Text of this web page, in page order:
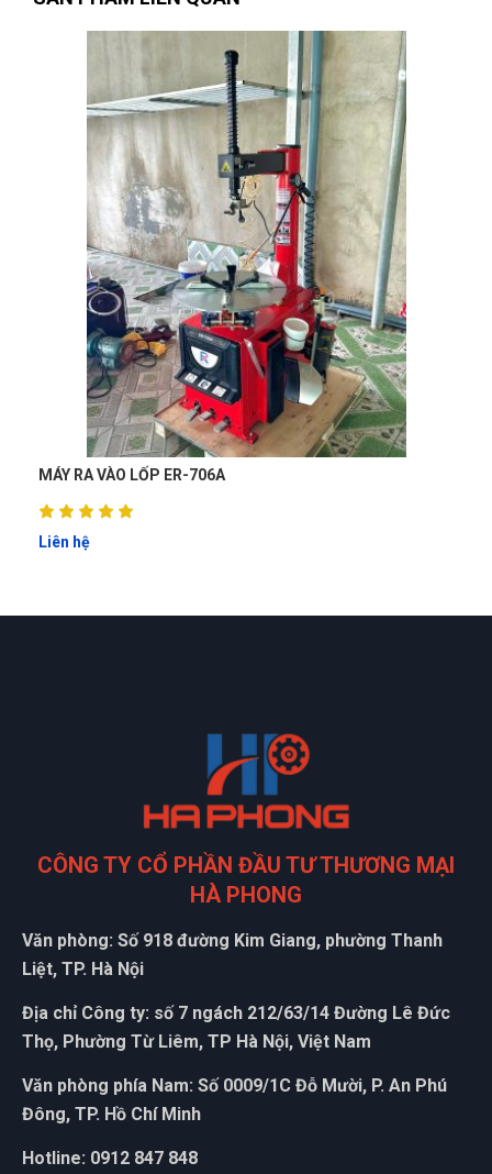
(Đánh giá 1 năm trước)
Hài lòng về chất lượng sản phảm bên bạn, nhân viên tư vấn
Thanh Huy
(Đánh giá 1 năm trước)
đi đâu cũng thấy bên đây. chuyên nghiệp dữ
Vũ Hoàng
(Đánh giá 1 năm trước)
Giao hàng nhanh chóng, hỗ trợ tư vấn tận tình
Thanh Tâm
MÁY RA VÀO LỐP ER-706AM
Liên hệ
CÔNG TY CỔ PHẦN ĐẦU TƯ THƯƠNG MẠI
HÀ PHONG
Văn phòng: Số 918 đường Kim Giang, phường Thanh
Liệt, TP. Hà Nội
Địa chỉ Công ty: số 7 ngách 212/63/14 Đường Lê Đức
Thọ, Phường Từ Liêm, TP Hà Nội, Việt Nam
Văn phòng phía Nam: Số 0009/1C Đỗ Mười, P. An Phú
Đông, TP. Hồ Chí Minh
Hotline: 0912 847 848